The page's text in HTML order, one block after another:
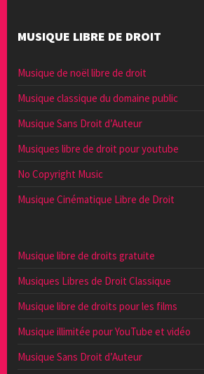
MUSIQUE LIBRE DE DROIT
Musique de noël libre de droit
Musique classique du domaine public
Musique Sans Droit d’Auteur
Musiques libre de droit pour youtube
No Copyright Music
Musique Cinématique Libre de Droit
Musique libre de droits gratuite
Musiques Libres de Droit Classique
Musique libre de droits pour les films
Musique illimitée pour YouTube et vidéo
Musique Sans Droit d’Auteur